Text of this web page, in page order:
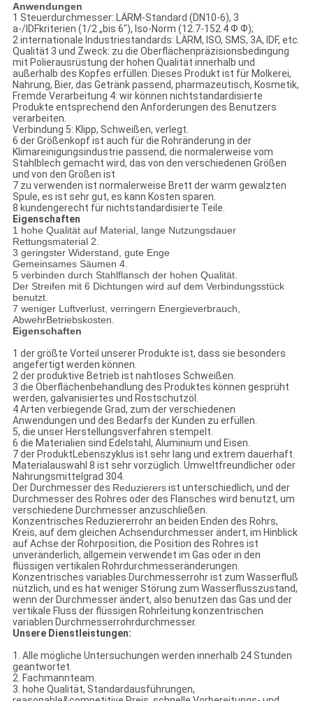
Anwendungen
1 Steuerdurchmesser: LÄRM-Standard (DN10-6), 3
a-/IDFkriterien (1/2 „bis 6"), Iso-Norm (12.7-152.4 Ф Ф);
2 internationale Industriestandards: LÄRM, ISO, SMS, 3A, IDF, etc.
Qualität 3 und Zweck: zu die Oberflächenpräzisionsbedingung
mit Polierausrüstung der hohen Qualität innerhalb und
außerhalb des Kopfes erfüllen. Dieses Produkt ist für Molkerei,
Nahrung, Bier, das Getränk passend, pharmazeutisch, Kosmetik,
Fremde Verarbeitung 4: wir können nichtstandardisierte
Produkte entsprechend den Anforderungen des Benutzers
verarbeiten.
Verbindung 5: Klipp, Schweißen, verlegt.
6 der Größenkopf ist auch für die Rohränderung in der
Klimareinigungsindustrie passend, die normalerweise vom
Stahlblech gemacht wird, das von den verschiedenen Größen
und von den Größen ist
7 zu verwenden ist normalerweise Brett der warm gewalzten
Spule, es ist sehr gut, es kann Kosten sparen.
8 kundengerecht für nichtstandardisierte Teile.
Eigenschaften
1 hohe Qualität auf Material, lange Nutzungsdauer
Rettungsmaterial 2.
3 geringster Widerstand, gute Enge
Gemeinsames Säumen 4.
5 verbinden durch Stahlflansch der hohen Qualität.
Der Streifen mit 6 Dichtungen wird auf dem Verbindungsstück
benutzt.
7 weniger Luftverlust, verringern Energieverbrauch,
AbwehrBetriebskosten.
Eigenschaften
1 der größte Vorteil unserer Produkte ist, dass sie besonders
angefertigt werden können.
2 der produktive Betrieb ist nahtloses Schweißen.
3 die Oberflächenbehandlung des Produktes können gesprüht
werden, galvanisiertes und Rostschutzöl.
4 Arten verbiegende Grad, zum der verschiedenen
Anwendungen und des Bedarfs der Kunden zu erfüllen.
5, die unser Herstellungsverfahren stempelt.
6 die Materialien sind Edelstahl, Aluminium und Eisen.
7 der ProduktLebenszyklus ist sehr lang und extrem dauerhaft.
Materialauswahl 8 ist sehr vorzüglich. Umweltfreundlicher oder
Nahrungsmittelgrad 304.
Der Durchmesser des Reduzierersist unterschiedlich, und der
Durchmesser des Rohres oder des Flansches wird benutzt, um
verschiedene Durchmesser anzuschließen.
Konzentrisches Reduziererrohr an beiden Enden des Rohrs,
Kreis, auf dem gleichen Achsendurchmesser ändert, im Hinblick
auf Achse der Rohrposition, die Position des Rohres ist
unveränderlich, allgemein verwendet im Gas oder in den
flüssigen vertikalen Rohrdurchmesseränderungen.
Konzentrisches variables Durchmesserrohr ist zum Wasserfluß
nützlich, und es hat weniger Störung zum Wasserflusszustand,
wenn der Durchmesser ändert, also benutzen das Gas und der
vertikale Fluss der flüssigen Rohrleitung konzentrischen
variablen Durchmesserrohrdurchmesser.
Unsere Dienstleistungen:
1. Alle mögliche Untersuchungen werden innerhalb 24 Stunden
geantwortet.
2. Fachmannteam.
3. hohe Qualität, Standardausführungen,